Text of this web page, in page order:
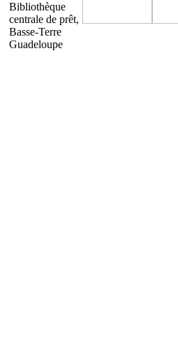
Bibliothèque
centrale de prêt,
Basse-Terre
Guadeloupe